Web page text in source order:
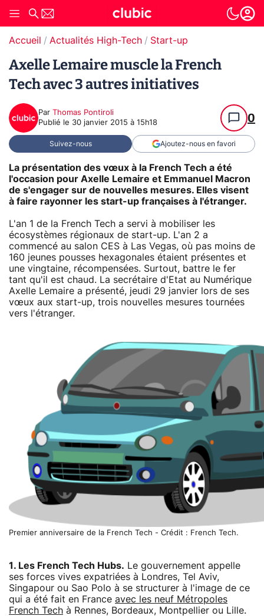
Accueil Actualités High-Tech Start-up
Axelle Lemaire muscle la French
Tech avec 3 autres initiatives
Par Thomas Pontiroli
Publié le 30 janvier 2015 à 15h18 0
Suivez-nous Ajoutez-nous en favori
La présentation des vœux à la French Tech a été
l'occasion pour Axelle Lemaire et Emmanuel Macron
de s'engager sur de nouvelles mesures. Elles visent
à faire rayonner les start-up françaises à l'étranger.
L'an 1 de la French Tech a servi à mobiliser les
écosystèmes régionaux de start-up. L'an 2 a
commencé au salon CES à Las Vegas, où pas moins de
160 jeunes pousses hexagonales étaient présentes et
une vingtaine, récompensées. Surtout, battre le fer
tant qu'il est chaud. La secrétaire d'Etat au Numérique
Axelle Lemaire a présenté, jeudi 29 janvier lors de ses
vœux aux start-up, trois nouvelles mesures tournées
vers l'étranger.
Premier anniversaire de la French Tech - Crédit : French Tech.
1. Les French Tech Hubs. Le gouvernement appelle
ses forces vives expatriées à Londres, Tel Aviv,
Singapour ou Sao Polo à se structurer à l'image de ce
qui a été fait en France avec les neuf Métropoles
French Tech à Rennes, Bordeaux, Montpellier ou Lille.